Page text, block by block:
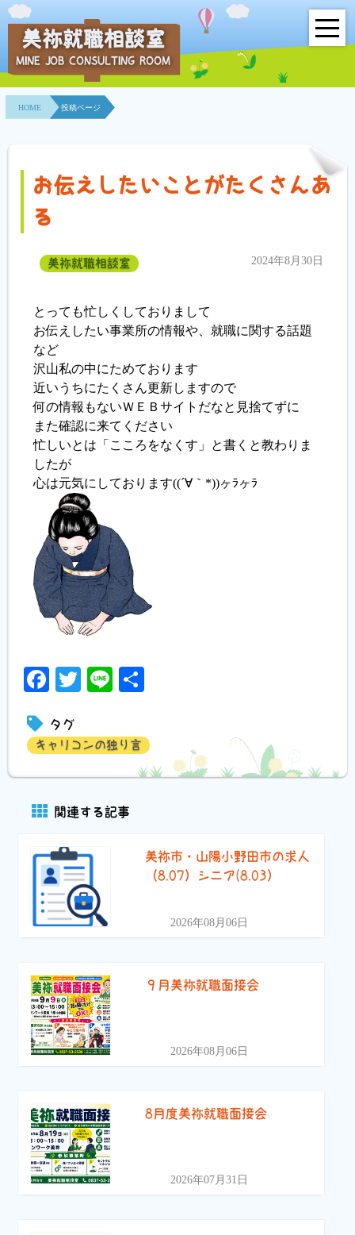
HOME
事業所紹介
相談室とは？
地域連携事業
求人情報検索
各種セミナー
履歴書ジェネレーター
美祢就職相談室
MINE JOB CONSULTING ROOM
HOME 投稿ページ
お伝えしたいことがたくさんあ
る
美祢就職相談室 2024年8月30日
とっても忙しくしておりまして
お伝えしたい事業所の情報や、就職に関する話題
など
沢山私の中にためております
近いうちにたくさん更新しますので
何の情報もないＷＥＢサイトだなと見捨てずに
また確認に来てください
忙しいとは「こころをなくす」と書くと教わりま
したが
心は元気にしております((´∀｀*))ヶﾗヶﾗ
Facebook
Twitter
Line
タグ
キャリコンの独り言
関連する記事
美祢市・山陽小野田市の求人
（8.07）シニア(8.03）
2026年08月06日
９月美祢就職面接会
2026年08月06日
8月度美祢就職面接会
2026年07月31日